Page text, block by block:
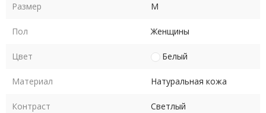
Размер M
Пол Женщины
Цвет Белый
Материал Натуральная кожа
Контраст Светлый